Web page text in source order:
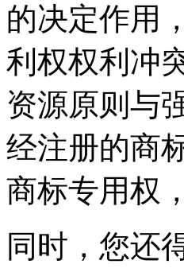
的决定作用
利权权利冲
资源原则与
经注册的商
商标专用权
同时，您还